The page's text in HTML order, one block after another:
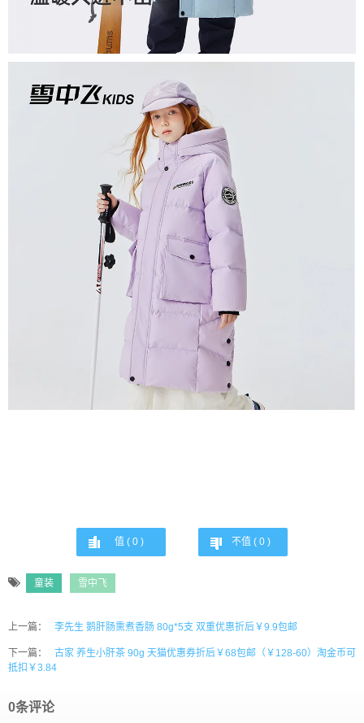
值 ( 0 ) 不值 ( 0 )
童装 雪中飞
上一篇： 李先生 鹅肝肠熏煮香肠 80g*5支 双重优惠折后￥9.9包邮
下一篇：
古家 养生小肝茶 90g 天猫优惠券折后￥68包邮（￥128-60）淘金币可
抵扣￥3.84
0条评论